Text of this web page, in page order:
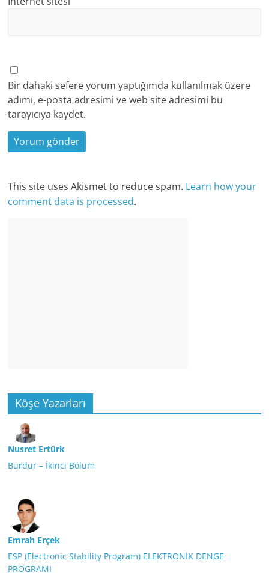
Bir dahaki sefere yorum yaptığımda kullanılmak üzere
adımı, e-posta adresimi ve web site adresimi bu
tarayıcıya kaydet.
This site uses Akismet to reduce spam. Learn how your
comment data is processed.
Köşe Yazarları
Nusret Ertürk
Burdur – İkinci Bölüm
Emrah Erçek
ESP (Electronic Stability Program) ELEKTRONİK DENGE
PROGRAMI